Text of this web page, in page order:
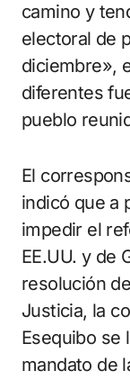
camino y
electoral de
diciembre»,
diferentes
pueblo
El
indicó que a
impedir el
EE.UU. y de
resolución
Justicia, la
Esequibo se
mandato de